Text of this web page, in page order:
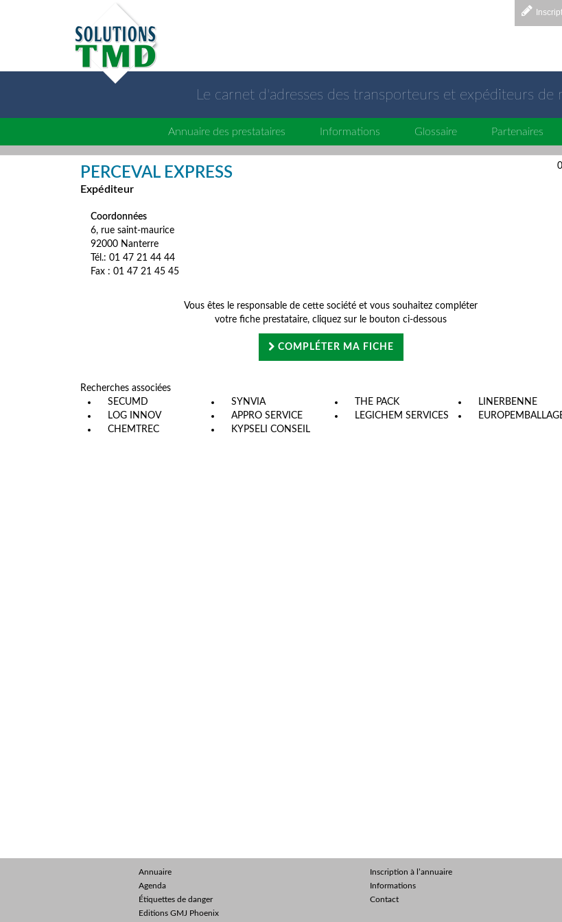
Le carnet d'adresses des transporteurs et expéditeurs de
Annuaire des prestataires Informations Glossaire Partenaires
PERCEVAL EXPRESS
Expéditeur
Coordonnées
6, rue saint-maurice
92000 Nanterre
Tél.: 01 47 21 44 44
Fax : 01 47 21 45 45
Vous êtes le responsable de cette société et vous souhaitez compléter
votre fiche prestataire, cliquez sur le bouton ci-dessous
COMPLÉTER MA FICHE
Recherches associées
SECUMD
SYNVIA THE PACK
LINERBENNE
LOG INNOV
APPRO SERVICE LEGICHEM SERVICES
CHEMTREC
KYPSELI CONSEIL
Annuaire Inscription à l’annuaire
Agenda
Informations
Étiquettes de danger
Contact
Editions GMJ Phoenix